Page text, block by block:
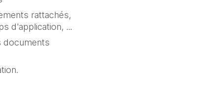
rattachés,
d'application, ...
documents